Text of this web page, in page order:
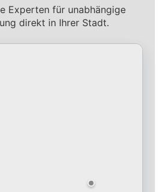
Experten für unabhängige
direkt in Ihrer Stadt.